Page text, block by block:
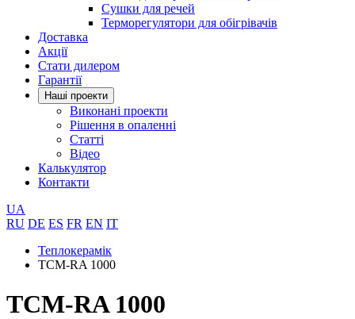
Сушки для речей
Терморегулятори для обігрівачів
Доставка
Акції
Стати дилером
Гарантії
Нашi проекти
Виконані проекти
Рішення в опаленні
Статті
Відео
Калькулятор
Контакти
UA
RU DE ES FR EN IT
Теплокерамік
ТСМ-RA 1000
ТСМ-RA 1000